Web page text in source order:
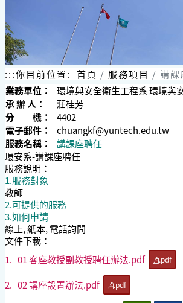
:::你目前位置: 首頁 服務項目
講課
業務單位：
環境與安全衛生工程系 環境與
承 辦 人：
莊桂芳
分 機：
4402
電子郵件：
chuangkf@yuntech.edu.tw
服務名稱：
講課座聘任
環安系-講課座聘任
服務說明：
1.服務對象
教師
2.可提供的服務
3.如何申請
線上, 紙本, 電話詢問
文件下載：
1. 01 客座教授副教授聘任辦法.pdf .pdf
2. 02 講座設置辦法.pdf .pdf